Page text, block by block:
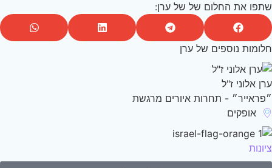
את החלום של של ערן:
נוספים של ערן
אלוני ז"ל
- תחרות איורים מרגשת
אופקים